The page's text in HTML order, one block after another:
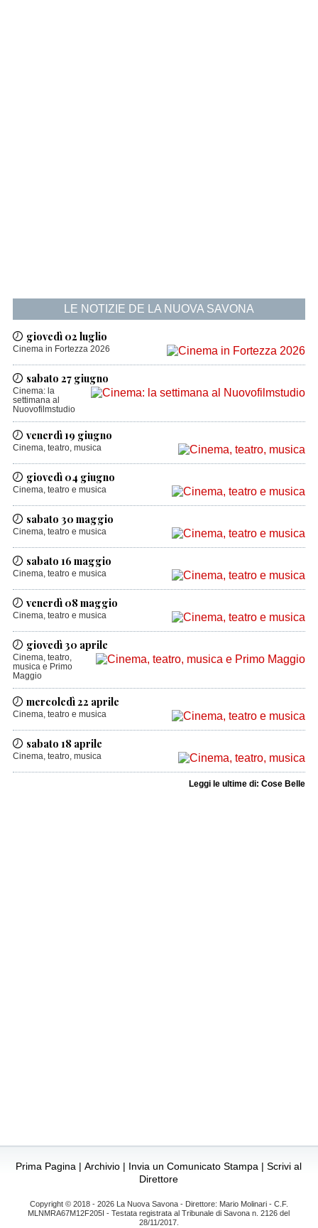
LE NOTIZIE DE LA NUOVA SAVONA
giovedì 02 luglio
Cinema in Fortezza 2026
sabato 27 giugno
Cinema: la
settimana al
Nuovofilmstudio
venerdì 19 giugno
Cinema, teatro, musica
giovedì 04 giugno
Cinema, teatro e musica
sabato 30 maggio
Cinema, teatro e musica
sabato 16 maggio
Cinema, teatro e musica
venerdì 08 maggio
Cinema, teatro e musica
giovedì 30 aprile
Cinema, teatro,
musica e Primo
Maggio
mercoledì 22 aprile
Cinema, teatro e musica
sabato 18 aprile
Cinema, teatro, musica
Leggi le ultime di: Cose Belle
Prima Pagina |Archivio | Invia un Comunicato Stampa |Scrivi al
Direttore
Copyright © 2018 - 2026 La Nuova Savona - Direttore: Mario Molinari - C.F.
MLNMRA67M12F205I - Testata registrata al Tribunale di Savona n. 2126 del
28/11/2017.